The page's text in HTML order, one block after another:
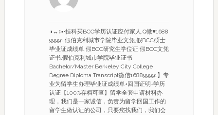
◑↔↕▪•挂科买BCC学历认证应付家人,Q微♥1688
99991,假伯克利城市学院毕业文凭,假BCC硕士
毕业证成绩单,假BCC研究生学位证,假BCC文凭
证书,假伯克利城市学院毕业证书
Bachelor/Master Berkeley City College
Degree Diploma Transcript微信168899991】专
业为留学生办理毕业证成绩单+回国证明+学历
认证【100%存档可查】留学全套申请材料办
理，我们是一家诚信，负责为留学回国工作的
留学生做认证的公司，只要您找我们，我们会